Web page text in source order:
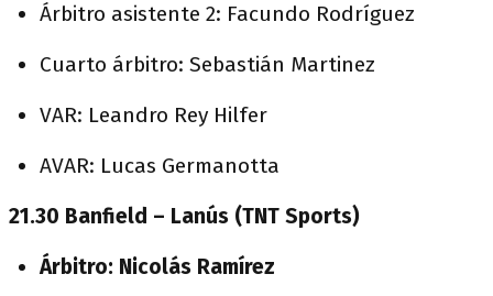
Árbitro asistente 2: Facundo Rodríguez
Cuarto árbitro: Sebastián Martinez
VAR: Leandro Rey Hilfer
AVAR: Lucas Germanotta
21.30 Banfield – Lanús (TNT Sports)
Árbitro: Nicolás Ramírez